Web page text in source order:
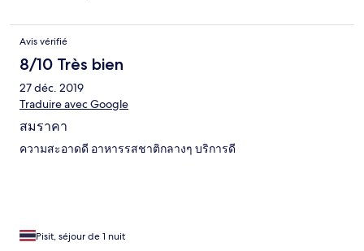
Avis vérifié
8/10 Très bien
27 déc. 2019
Traduire avec Google
สมราคา
ความสะอาดดี อาหารรสชาติกลางๆ บริการดี
Pisit, séjour de 1 nuit